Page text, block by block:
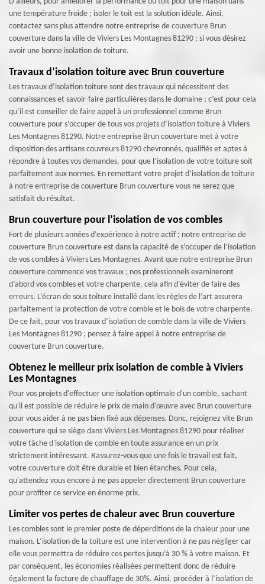
une température froide ; isoler le toit est la solution idéale. Ainsi,
contactez sans plus attendre notre entreprise de couverture Brun
couverture dans la ville de Viviers Les Montagnes 81290 ; si vous désirez
avoir une bonne isolation de toiture.
Travaux d’isolation toiture avec Brun couverture
Les travaux d’isolation toiture sont des travaux qui nécessitent des
connaissances et savoir-faire particulières dans le domaine ; c’est pour cela
qu’il est conseiller de faire appel à un professionnel comme Brun
couverture pour s’occuper de tous vos projets d’isolation toiture à Viviers
Les Montagnes 81290. Notre entreprise Brun couverture met à votre
disposition des artisans couvreurs 81290 chevronnés, qualifiés et aptes à
répondre à toutes vos demandes, pour que l’isolation de votre toiture soit
parfaitement aux normes. En remettant votre projet d’isolation de toiture
à notre entreprise de couverture Brun couverture vous ne serez que
satisfait du résultat.
Brun couverture pour l’isolation de vos combles
Fort de plusieurs années d’expérience à notre actif ; notre entreprise de
couverture Brun couverture est dans la capacité de s’occuper de l’isolation
de vos combles à Viviers Les Montagnes. Avant que notre entreprise Brun
couverture commence vos travaux ; nos professionnels examineront
d’abord vos combles et votre charpente, cela afin d’éviter de faire des
erreurs. L’écran de sous toiture installé dans les règles de l’art assurera
parfaitement la protection de votre comble et le bois de votre charpente.
De ce fait, pour vos travaux d’isolation de comble dans la ville de Viviers
Les Montagnes 81290 ; pensez à faire appel à notre entreprise de
couverture Brun couverture.
Obtenez le meilleur prix isolation de comble à Viviers
Les Montagnes
Pour vos projets d'effectuer une isolation optimale d'un comble, sachant
qu'il est possible de réduire le prix de main d'œuvre avec Brun couverture
pour vous aider à ne pas bien fixé aux dépenses. Donc, rejoignez vite Brun
couverture qui se siège dans Viviers Les Montagnes 81290 pour réaliser
votre tâche d'isolation de comble en toute assurance en un prix
strictement intéressant. Rassurez-vous que une fois le travail est fait,
votre couverture doit être durable et bien étanches. Pour cela,
qu'attendez vous encore à ne pas appeler directement Brun couverture
pour profiter ce service en énorme prix.
Limiter vos pertes de chaleur avec Brun couverture
Les combles sont le premier poste de déperditions de la chaleur pour une
maison. L’isolation de la toiture est une intervention à ne pas négliger car
elle vous permettra de réduire ces pertes jusqu’à 30 % à votre maison. Et
par conséquent, les économies réalisées permettent donc de réduire
également la facture de chauffage de 30%. Ainsi, procéder à l’isolation de